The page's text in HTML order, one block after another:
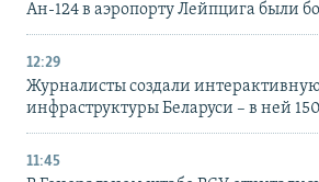
Ан-124 в аэропорту Лейпцига были
12:29
Журналисты создали
инфраструктуры Беларуси – в ней
11:45